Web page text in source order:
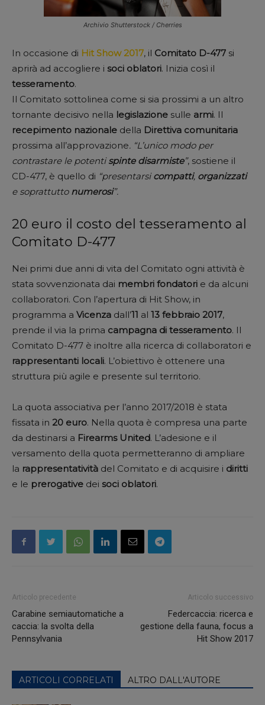
Archivio Shutterstock / Cherries
In occasione di Hit Show 2017, il Comitato D-477 si
aprirà ad accogliere i soci oblatori. Inizia così il
tesseramento.
Il Comitato sottolinea come si sia prossimi a un altro
tornante decisivo nella legislazione sulle armi. Il
recepimento nazionale della Direttiva comunitaria
prossima all’approvazione. “L’unico modo per
contrastare le potentispinte disarmiste”, sostiene il
CD-477, è quello di “presentarsicompatti, organizzati
e soprattutto numerosi”.
20 euro il costo del tesseramento al
Comitato D-477
Nei primi due anni di vita del Comitato ogni attività è
stata sovvenzionata dai membri fondatori e da alcuni
collaboratori. Con l’apertura di Hit Show, in
programma a Vicenza dall’11 al 13 febbraio 2017,
prende il via la prima campagna di tesseramento. Il
Comitato D-477 è inoltre alla ricerca di collaboratori e
rappresentanti locali. L’obiettivo è ottenere una
struttura più agile e presente sul territorio.
La quota associativa per l’anno 2017/2018 è stata
fissata in 20 euro. Nella quota è compresa una parte
da destinarsi a Firearms United. L’adesione e il
versamento della quota permetteranno di ampliare
la rappresentatività del Comitato e di acquisire i diritti
e le prerogative dei soci oblatori.
Articolo precedente
Carabine semiautomatiche a
caccia: la svolta della
Pennsylvania
Articolo successivo
Federcaccia: ricerca e
gestione della fauna, focus a
Hit Show 2017
ARTICOLI CORRELATI ALTRO DALL'AUTORE